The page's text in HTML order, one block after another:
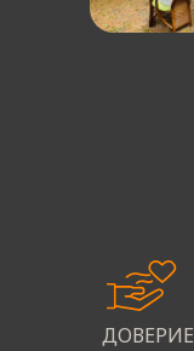
ДОВЕРИЕ